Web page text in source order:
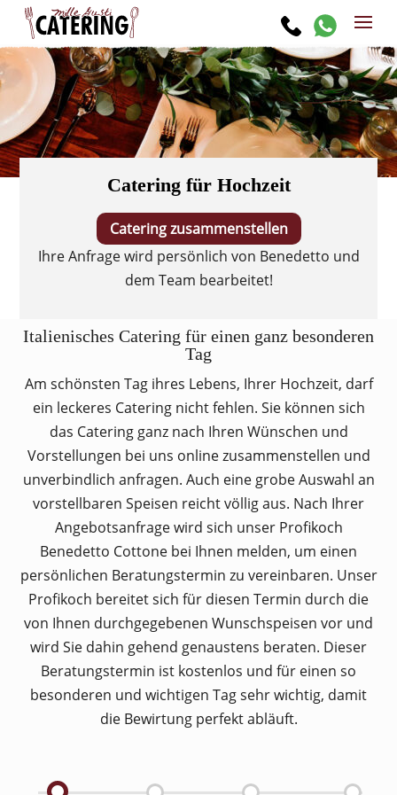
Catering für Hochzeit
Catering zusammenstellen
Ihre Anfrage wird persönlich von Benedetto und
dem Team bearbeitet!
Italienisches Catering für einen ganz besonderen
Tag
Am schönsten Tag ihres Lebens, Ihrer Hochzeit, darf
ein leckeres Catering nicht fehlen. Sie können sich
das Catering ganz nach Ihren Wünschen und
Vorstellungen bei uns online zusammenstellen und
unverbindlich anfragen. Auch eine grobe Auswahl an
vorstellbaren Speisen reicht völlig aus. Nach Ihrer
Angebotsanfrage wird sich unser Profikoch
Benedetto Cottone bei Ihnen melden, um einen
persönlichen Beratungstermin zu vereinbaren. Unser
Profikoch bereitet sich für diesen Termin durch die
von Ihnen durchgegebenen Wunschspeisen vor und
wird Sie dahin gehend genaustens beraten. Dieser
Beratungstermin ist kostenlos und für einen so
besonderen und wichtigen Tag sehr wichtig, damit
die Bewirtung perfekt abläuft.